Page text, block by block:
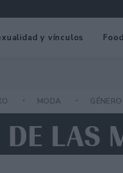
y vínculos Food
MODA GÉNERO
LAS